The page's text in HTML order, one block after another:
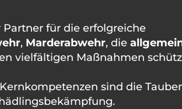
für die erfolgreiche
, Marderabwehr, die
vielfältigen Maßnahmen
sind die